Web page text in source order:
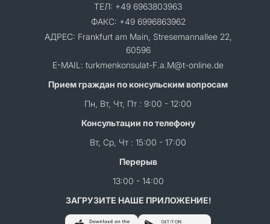
ТЕЛ: +49 6963803963
ФАКС: +49 6996863962
АДРЕС: Frankfurt am Main, Stresemannallee 22,
60596
E-MAIL: turkmenkonsulat-F.a.M@t-online.de
Прием граждан по консульским вопросам
Пн, Вт, Чт, Пт : 9:00 - 12:00
Консультации по телефону
Вт, Ср, Чт : 15:00 - 17:00
Перерыв
13:00 - 14:00
ЗАГРУЗИТЕ НАШЕ ПРИЛОЖЕНИЕ!